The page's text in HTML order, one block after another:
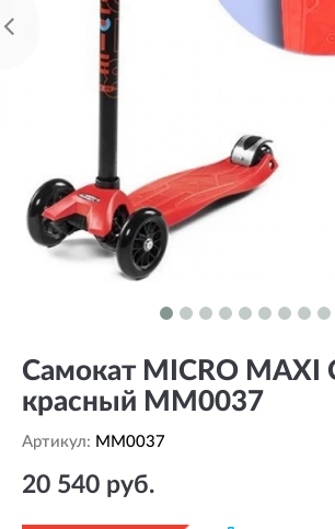
Самокат MICRO MAXI
красный MM0037
Артикул: MM0037
20 540 руб.